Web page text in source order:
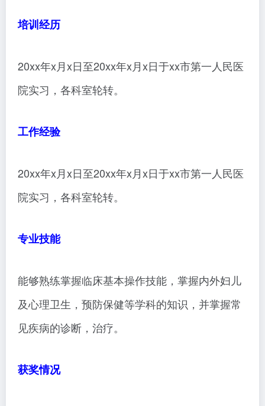
培训经历
20xx年x月x日至20xx年x月x日于xx市第一人民医
院实习，各科室轮转。
工作经验
20xx年x月x日至20xx年x月x日于xx市第一人民医
院实习，各科室轮转。
专业技能
能够熟练掌握临床基本操作技能，掌握内外妇儿
及心理卫生，预防保健等学科的知识，并掌握常
见疾病的诊断，治疗。
获奖情况